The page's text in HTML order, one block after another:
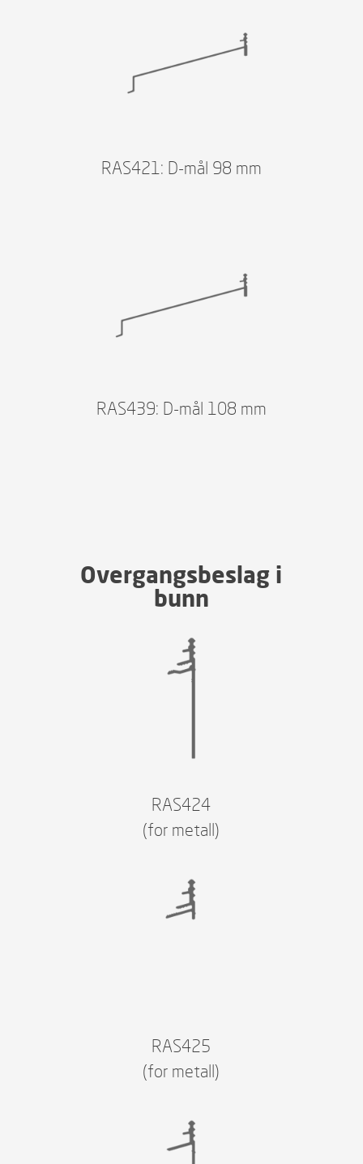
RAS421: D-mål 98 mm
RAS439: D-mål 108 mm
Overgangsbeslag i
bunn
RAS424
(for metall)
RAS425
(for metall)